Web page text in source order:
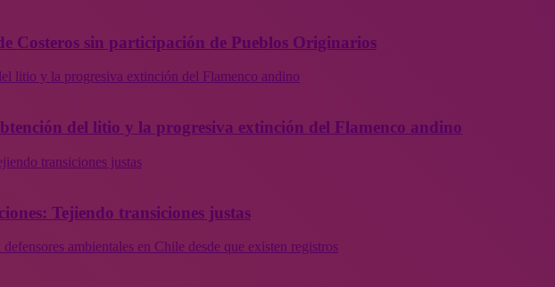
Costeros sin participación de Pueblos Originarios
litio y la progresiva extinción del Flamenco andino
del litio y la progresiva extinción del Flamenco andino
transiciones justas
Tejiendo transiciones justas
ambientales en Chile desde que existen registros